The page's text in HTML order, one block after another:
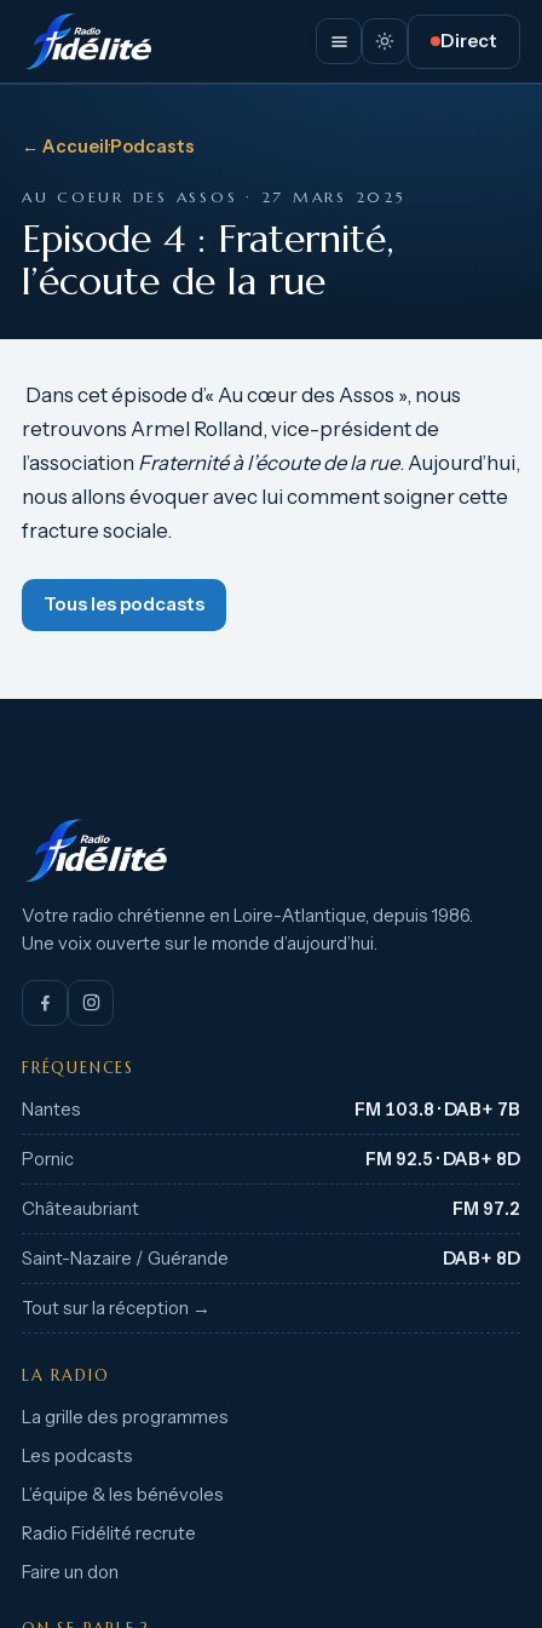
Direct
← Accueil·Podcasts
AU COEUR DES ASSOS · 27 MARS 2025
Episode 4 : Fraternité,
l’écoute de la rue
Dans cet épisode d’« Au cœur des Assos », nous
retrouvons Armel Rolland, vice-président de
l’association Fraternité à l’écoute de la rue. Aujourd’hui,
nous allons évoquer avec lui comment soigner cette
fracture sociale.
Tous les podcasts
Votre radio chrétienne en Loire-Atlantique, depuis 1986.
Une voix ouverte sur le monde d’aujourd’hui.
FRÉQUENCES
Nantes FM 103.8 · DAB+ 7B
Pornic FM 92.5 · DAB+ 8D
Châteaubriant FM 97.2
Saint-Nazaire / Guérande DAB+ 8D
Tout sur la réception →
LA RADIO
La grille des programmes
Les podcasts
L’équipe & les bénévoles
Radio Fidélité recrute
Faire un don